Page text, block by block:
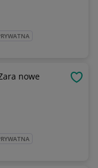
nowe